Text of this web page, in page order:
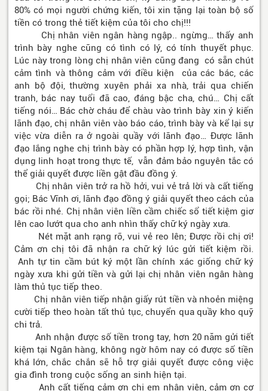
80% có mọi người chứng kiến, tôi xin tặng lại toàn bộ số
tiền có trong thẻ tiết kiệm của tôi cho chị!!!
Chị nhân viên ngân hàng ngập.. ngừng… thấy anh
trình bày nghe cũng có tình có lý, có tính thuyết phục.
Lúc này trong lòng chị nhân viên cũng đang có sẵn chút
cảm tình và thông cảm với điều kiện của các bác, các
anh bộ đội, thường xuyên phải xa nhà, trải qua chiến
tranh, bác nay tuổi đã cao, đáng bậc cha, chú… Chị cất
tiếng nói… Bác chờ cháu để chàu vào trình bày xin ý kiến
lãnh đạo, chị nhân viên vào báo cáo, trình bày và kể lại sự
việc vừa diễn ra ở ngoài quầy với lãnh đạo… Được lãnh
đạo lắng nghe chị trình bày có phần hợp lý, hợp tình, vận
dụng linh hoạt trong thực tế, vẫn đảm bảo nguyên tắc có
thể giải quyết được liền gật đầu đồng ý.
Chị nhân viên trở ra hồ hởi, vui vẻ trả lời và cất tiếng
gọi; Bác Vĩnh ơi, lãnh đạo đồng ý giải quyết theo cách của
bác rồi nhé. Chị nhân viên liền cầm chiếc sổ tiết kiệm giơ
lên cao lướt qua cho anh nhìn thấy chữ ký ngày xưa.
Nét mặt anh rạng rỡ, vui vẻ reo lên; Được rồi chị ơi!
Cảm ơn chị tôi đã nhận ra chữ ký lúc gửi tiết kiệm rồi.
Anh tự tin cầm bút ký một lần chính xác giống chữ ký
ngày xưa khi gửi tiền và gửi lại chị nhân viên ngân hàng
làm thủ tục tiếp theo.
Chị nhân viên tiếp nhận giấy rút tiền và nhoẻn miệng
cười tiếp theo hoàn tất thủ tục, chuyển qua quầy kho quỹ
chi trả.
Anh nhận được số tiền trong tay, hơn 20 năm gửi tiết
kiệm tại Ngân hàng, không ngờ hôm nay có được số tiền
khá lớn, chắc chắn sẽ hỗ trợ giải quyết được công việc
gia đình trong cuộc sống an sinh hiện tại.
Anh cất tiếng cảm ơn chị em nhân viên, cảm ơn cơ